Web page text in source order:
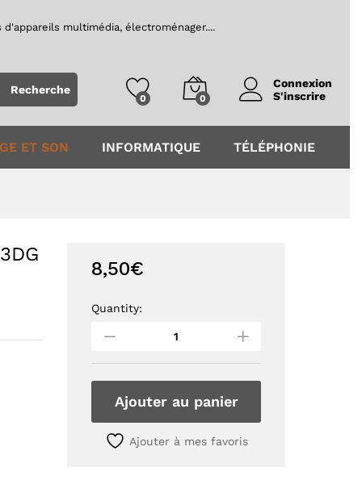
multimédia, électroménager....
Recherche
0 0 S'inscrire
ET SON INFORMATIQUE TÉLÉPHONIE
8,50€
Barre
Toshiba
55V5863DG
Référence:
quantity
Quantity:
Ajouter au panier
Ajouter à mes favoris